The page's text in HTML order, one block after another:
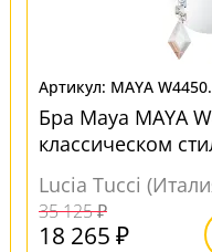
MAYA
Бра Maya MAYA
классическом
Lucia Tucci
35 125 ₽
18 265 ₽